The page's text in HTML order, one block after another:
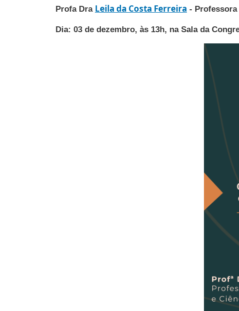
Profa Dra Leila da Costa Ferreira - Professora
Dia: 03 de dezembro, às 13h, na Sala da